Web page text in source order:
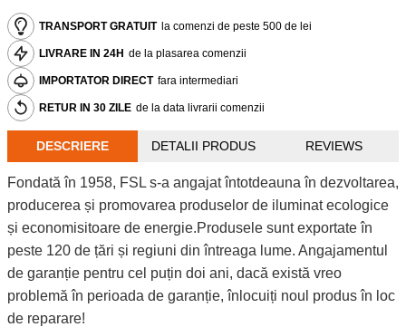
TRANSPORT GRATUIT la comenzi de peste 500 de lei
LIVRARE IN 24H de la plasarea comenzii
IMPORTATOR DIRECT fara intermediari
RETUR IN 30 ZILE de la data livrarii comenzii
DESCRIERE DETALII PRODUS REVIEWS
Fondată în 1958, FSL s-a angajat întotdeauna în dezvoltarea,
producerea și promovarea produselor de iluminat ecologice
și economisitoare de energie.Produsele sunt exportate în
peste 120 de țări și regiuni din întreaga lume. Angajamentul
de garanție pentru cel puțin doi ani, dacă există vreo
problemă în perioada de garanție, înlocuiți noul produs în loc
de reparare!